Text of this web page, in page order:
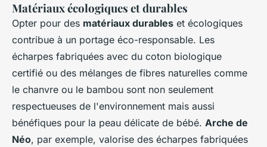
Matériaux écologiques et durables
Opter pour des matériaux durables et écologiques
contribue à un portage éco-responsable. Les
écharpes fabriquées avec du coton biologique
certifié ou des mélanges de fibres naturelles comme
le chanvre ou le bambou sont non seulement
respectueuses de l'environnement mais aussi
bénéfiques pour la peau délicate de bébé. Arche de
Néo, par exemple, valorise des écharpes fabriquées